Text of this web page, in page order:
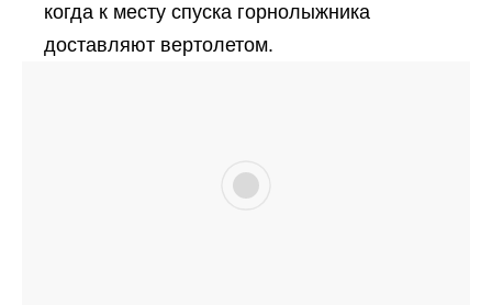
когда к месту спуска горнолыжника
доставляют вертолетом.